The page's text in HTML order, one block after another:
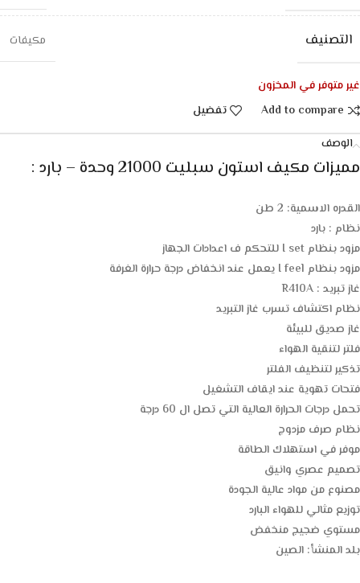
التصنيف مكيفات
غير متوفر في المخزون
Add to compare
تفضيل
الوصف
مميزات مكيف استون سبليت 21000 وحدة – بارد :
القدره الاسمية: 2 طن
نظام : بارد
مزود بنظام I set للتحكم ف اعدادات الجهاز
مزود بنظام I feel يعمل عند انخفاض درجة حرارة الغرفة
غاز تبريد : R410A
نظام اكتشاف تسرب غاز التبريد
غاز صديق للبيئة
فلتر لتنقية الهواء
تذكير لتنظيف الفلتر
فتحات تهوية عند ايقاف التشغيل
تحمل درجات الحرارة العالية التي تصل ال 60 درجة
نظام صرف مزدوج
موفر في استهلاك الطاقة
تصميم عصري وانيق
مصنوع من مواد عالية الجودة
توزيع مثالي للهواء البارد
مستوي ضجيج منخفض
بلد المنشأ: الصين